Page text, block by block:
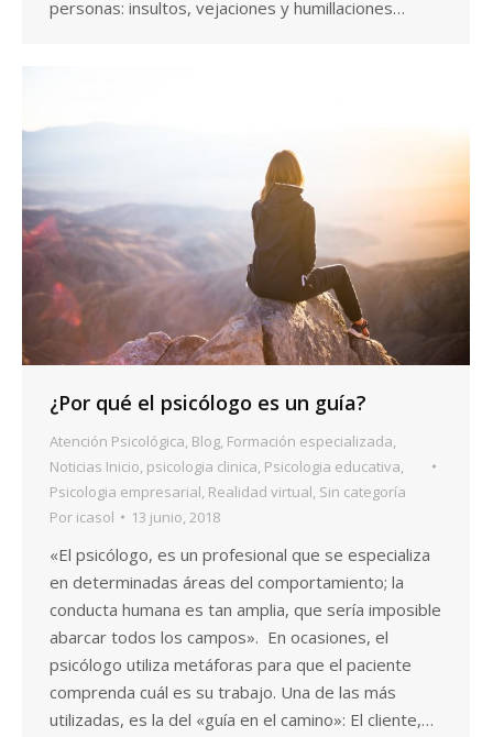
personas: insultos, vejaciones y humillaciones…
¿Por qué el psicólogo es un guía?
Atención Psicológica, Blog, Formación especializada,
Noticias Inicio, psicologia clinica, Psicologia educativa,
Psicologia empresarial, Realidad virtual, Sin categoría
Por icasol 13 junio, 2018
«El psicólogo, es un profesional que se especializa
en determinadas áreas del comportamiento; la
conducta humana es tan amplia, que sería imposible
abarcar todos los campos». En ocasiones, el
psicólogo utiliza metáforas para que el paciente
comprenda cuál es su trabajo. Una de las más
utilizadas, es la del «guía en el camino»: El cliente,…